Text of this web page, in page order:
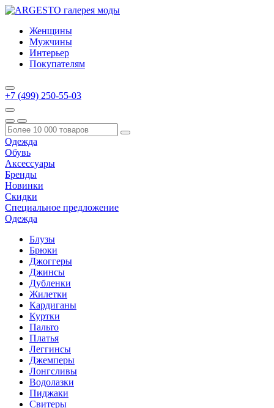
Женщины
Мужчины
Интерьер
Покупателям
+7 (499) 250-55-03
Одежда
Обувь
Аксессуары
Бренды
Новинки
Скидки
Специальное предложение
Одежда
Блузы
Брюки
Джоггеры
Джинсы
Дубленки
Жилетки
Кардиганы
Куртки
Пальто
Платья
Леггинсы
Джемперы
Лонгсливы
Водолазки
Пиджаки
Свитеры